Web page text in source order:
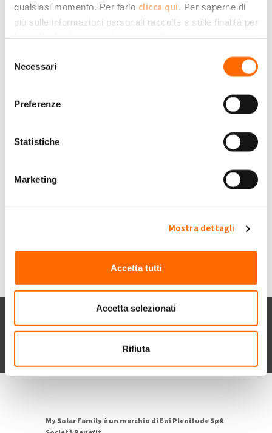
qualsiasi momento. Per farlo clicca qui. Per saperne di
più sulle informazioni personali raccolte e sulle finalità per
le quali tali informazioni saranno utilizzate, si prega di
delNecessari
Preferenze
Statistiche
Marketing
Mostra dettagli
Accetta tutti
Accetta selezionati
Rifiuta
+1 -1
per inserire commenti.
#2
Da quando paga il gse,i miei vicini hanno ricevuto tutti il
pagamento ma io non ho ricevuto nulla.
Submitted by Rosetta Carnevale1 on Gio, 07/12/2023 - 18:09
registratiper inserire commenti.
Chi siamo Contatti
Privacy policy
POR FESR 2014-2020
My Solar Family è un marchio di Eni Plenitude SpA